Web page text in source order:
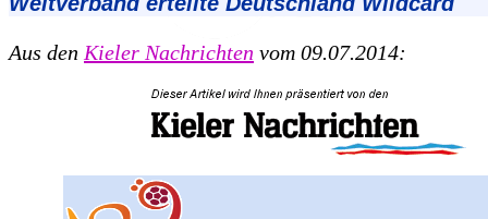
Aus den Kieler Nachrichten vom 09.07.2014: